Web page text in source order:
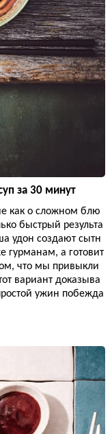
за 30 минут
как о сложном блю
быстрый результа
удон создают сытн
гурманам, а готовит
что мы привыкли
вариант доказыва
ужин побежда